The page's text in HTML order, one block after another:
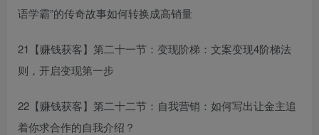
语学霸”的传奇故事如何转换成高销量
21【赚钱获客】第二十一节：变现阶梯：文案变现4阶梯法
则，开启变现第一步
22【赚钱获客】第二十二节：自我营销：如何写出让金主追
着你求合作的自我介绍？